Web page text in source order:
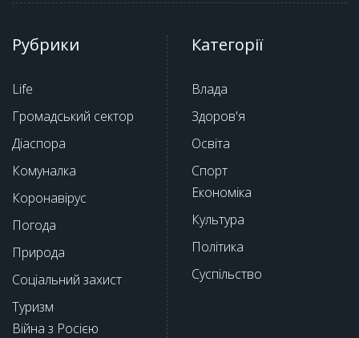
Рубрики
Life
Громадський сектор
Діаспора
Комуналка
Коронавірус
Погода
Природа
Соціальний захист
Туризм
Війна з Росією
Категорії
Влада
Здоров'я
Освіта
Спорт
Економіка
Культура
Політика
Суспільство